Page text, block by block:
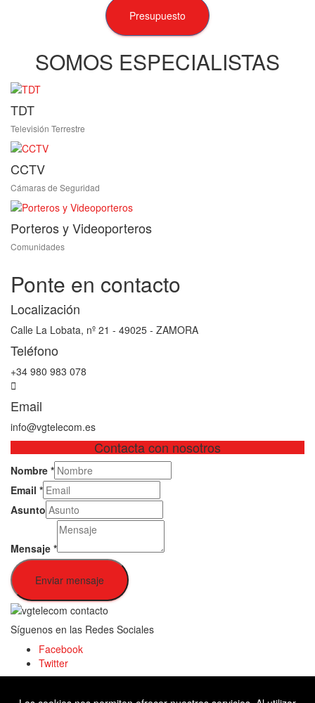
Presupuesto
SOMOS ESPECIALISTAS
TDT
Televisión Terrestre
CCTV
Cámaras de Seguridad
Porteros y Videoporteros
Comunidades
Ponte en contacto
Localización
Calle La Lobata, nº 21 - 49025 - ZAMORA
Teléfono
+34 980 983 078
Email
info@vgtelecom.es
Contacta con nosotros
Nombre *
Email *
Asunto
Mensaje *
Enviar mensaje
Síguenos en las Redes Sociales
Facebook
Twitter